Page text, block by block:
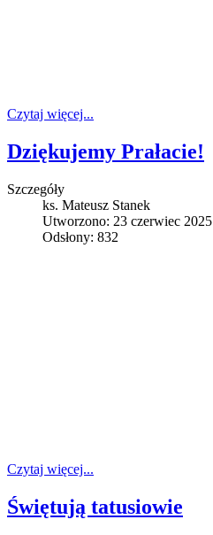
Czytaj więcej...
Dziękujemy Prałacie!
Szczegóły
ks. Mateusz Stanek
Utworzono: 23 czerwiec 2025
Odsłony: 832
Czytaj więcej...
Świętują tatusiowie